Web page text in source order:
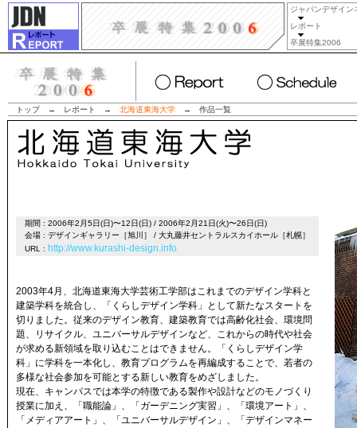
ジャパンデザイン
レポート
卒展特集2006
トップ→ レポート → 北海道東海大学 → 作品一覧
期間 : 2006年2月5日(日)〜12日(日) / 2006年2月21日(火)〜26日(日)
会場 : デザインギャラリー［旭川］ / 大丸藤井セントラルスカイホール［札幌］
URL : http://www.kurashi-design.info
2003年4月、北海道東海大学芸術工学部はこれまでのデザイン学科と
建築学科を統合し、「くらしデザイン学科」として新たなスタートを
切りました。従来のデザイン教育、建築教育では高齢化社会、環境問
題、リサイクル、ユニバーサルデザインなど、これからの時代や社会
が求める新領域を取り込むことはできません。「くらしデザイン学
科」に学科を一本化し、教育プログラムを再編成することで、若者の
多様な社会参加を可能とする新しい教育をめざしました。
現在、キャンパスでは本学の特徴である製作や設計などのモノづくり
授業に加え、「職能論」、「ガーデニング実習」、「環境アート」、
「メディアアート」、「ユニバーサルデザイン」、「デザインマネー